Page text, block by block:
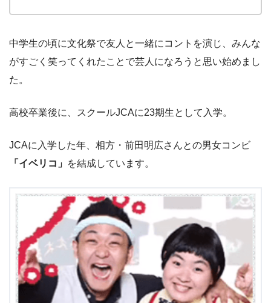
中学生の頃に文化祭で友人と一緒にコントを演じ、みんな
がすごく笑ってくれたことで芸人になろうと思い始めまし
た。
高校卒業後に、スクールJCAに23期生として入学。
JCAに入学した年、相方・前田明広さんとの男女コンビ
「イベリコ」 を結成しています。